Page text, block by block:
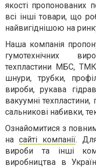
якості пропонованих
всі інші товари, що
найвигіднішою на
Наша компанія
гумотехнічних
техпластини МБС,
шнури, трубки,
вироби, рукава
вакуумні техпластини,
сальникові набивки,
Ознайомитися з
на сайті компанії.
вироби та інші
виробництва в